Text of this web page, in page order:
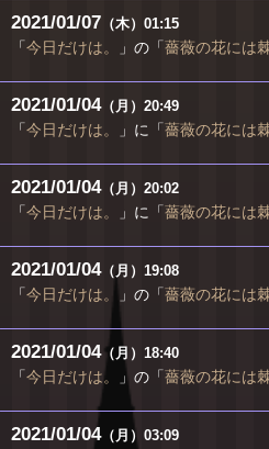
2021 01 07 （木） 01:15
「今日だけは。 」の「薔薇の花には
2021 01 04（月） 20:49
「今日だけは。 」に「薔薇の花には
2021 01 04（月） 20:02
「今日だけは。 」に「薔薇の花には
2021 01 04（月） 19:08
「今日だけは。 」の「薔薇の花には
2021 01 04（月） 18:40
「今日だけは。 」の「薔薇の花には
2021 01 04（月） 03:09